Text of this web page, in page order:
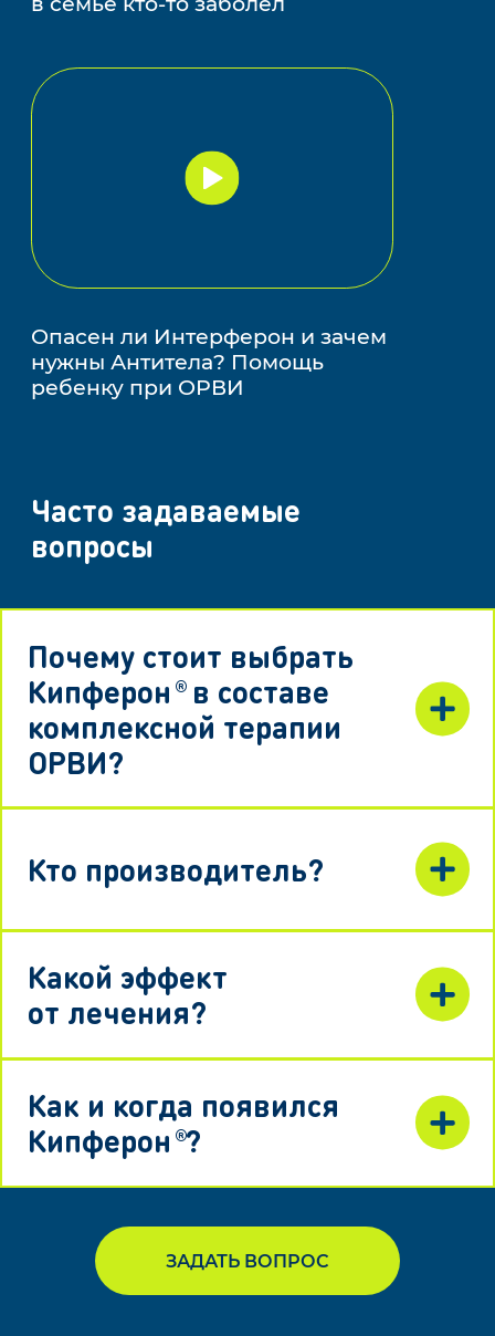
Запустить
видео
Опасен ли Интерферон и зачем
нужны Антитела? Помощь
ребенку при ОРВИ
Часто задаваемые
вопросы
Почему стоит выбрать
Кипферон ®в составе
комплексной терапии
ОРВИ?
Кто производитель?
Какой эффект
от лечения?
Как и когда появился
Кипферон ®?
ЗАДАТЬ ВОПРОС